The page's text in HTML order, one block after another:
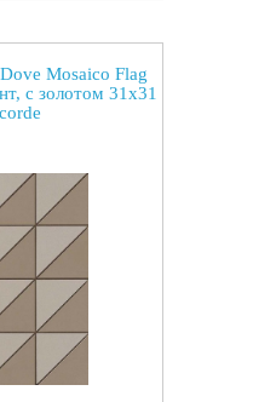
Mosaico Flag
с золотом 31x31